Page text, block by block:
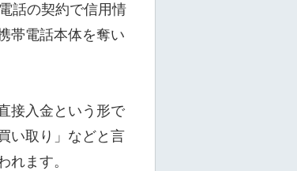
話の契約で信用情
帯電話本体を奪い
接入金という形で
い取り」などと言
れます。